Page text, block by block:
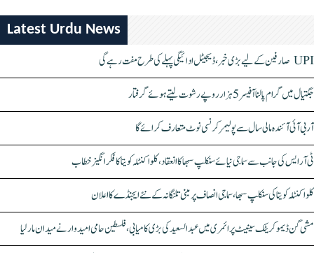
Latest Urdu News
UPI صارفین کے لیے بڑی خبر، ڈیجیٹل ادائیگی پہلے کی طرح مفت رہے گی
جگتیال میں گرام پالنا آفیسر 5 ہزار روپے رشوت لیتے ہوئے گرفتار
آر بی آئی آئندہ مالی سال سے پولیمر کرنسی نوٹ متعارف کرائے گا
ٹی آر ایس کی جانب سے سماجی نیائے سنکلپ سبھا کا انعقاد، کلواکنٹلہ کویتا کا فکر انگیز خطاب
کلواکنٹلہ کویتا کی سنکلپ سبھا، سماجی انصاف پر مبنی تلنگانہ کے نئے ایجنڈے کا اعلان
مشی گن ڈیموکریٹک سینیٹ پرائمری میں عبدالسعید کی بڑی کامیابی، فلسطین حامی امیدوار نے میدان مار لیا